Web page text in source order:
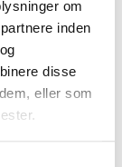
om
inden
disse
eller som
refleksfri, blank,
cm, Type 9017